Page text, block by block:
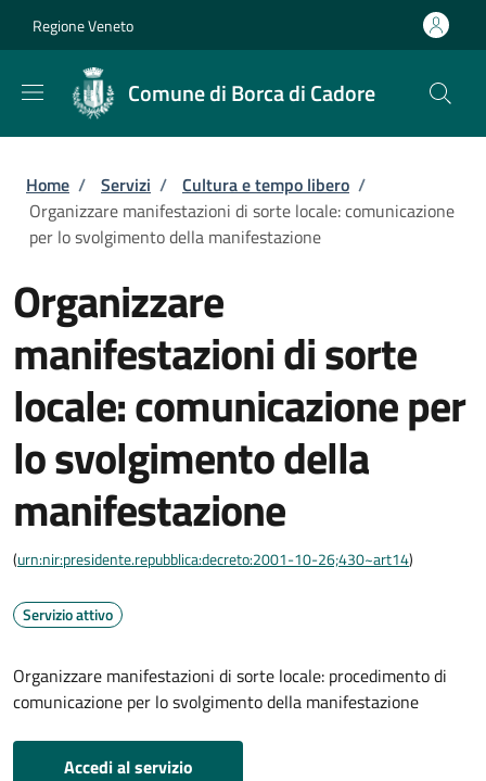
Regione Veneto
Comune di Borca di Cadore
Briciole di pane
Home / Servizi / Cultura e tempo libero /
Organizzare manifestazioni di sorte locale: comunicazione
per lo svolgimento della manifestazione
Organizzare
manifestazioni di sorte
locale: comunicazione per
lo svolgimento della
manifestazione
(urn:nir:presidente.repubblica:decreto:2001-10-26;430~art14)
Servizio attivo
Organizzare manifestazioni di sorte locale: procedimento di
comunicazione per lo svolgimento della manifestazione
Accedi al servizio